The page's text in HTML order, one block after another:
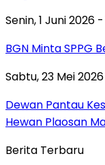
Senin, 1 Juni 2026 -
BGN Minta SPPG
Sabtu, 23 Mei
Dewan Pantau
Hewan Plaosan
Berita Terbaru